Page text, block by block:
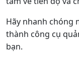
Hãy nhanh chóng
thành công cụ
bạn.